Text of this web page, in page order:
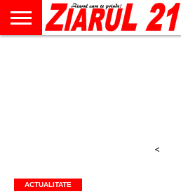
<
ACTUALITATE